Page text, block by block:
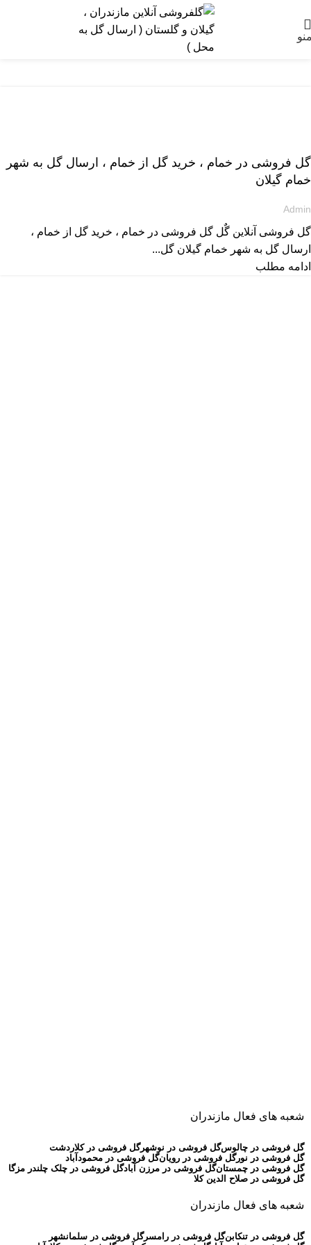
گل فروشی در خمام ، خرید گل از خمام ، ارسال گل به شهر
خمام گیلان
Admin
گل فروشی آنلاین گٌل گل فروشی در خمام ، خرید گل از خمام ،
ارسال گل به شهر خمام گیلان گل...
ادامه مطلب
شعبه های فعال مازندران
گل فروشی در چالوسگل فروشی در نوشهرگل فروشی در کلاردشت
گل فروشی در نورگل فروشی در رویانگل فروشی در محمودآباد
گل فروشی در چمستانگل فروشی در مرزن آبادگل فروشی در چلک چلندر مزگا
گل فروشی در صلاح الدین کلا
شعبه های فعال مازندران
گل فروشی در تنکابنگل فروشی در رامسرگل فروشی در سلمانشهر